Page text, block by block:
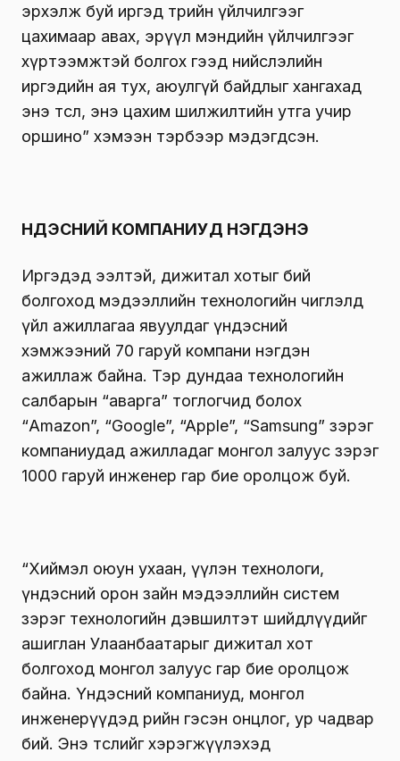
эрхэлж буй иргэд төрийн үйлчилгээг
цахимаар авах, эрүүл мэндийн үйлчилгээг
хүртээмжтэй болгох гээд нийслэлийн
иргэдийн ая тух, аюулгүй байдлыг хангахад
энэ төсөл, энэ цахим шилжилтийн утга учир
оршино” хэмээн тэрбээр мэдэгдсэн.
ҮНДЭСНИЙ КОМПАНИУД НЭГДЭНЭ
Иргэдэд ээлтэй, дижитал хотыг бий
болгоход мэдээллийн технологийн чиглэлд
үйл ажиллагаа явуулдаг үндэсний
хэмжээний 70 гаруй компани нэгдэн
ажиллаж байна. Тэр дундаа технологийн
салбарын “аварга” тоглогчид болох
“Amazon”, “Google”, “Apple”, “Samsung” зэрэг
компаниудад ажилладаг монгол залуус зэрэг
1000 гаруй инженер гар бие оролцож буй.
“Хиймэл оюун ухаан, үүлэн технологи,
үндэсний орон зайн мэдээллийн систем
зэрэг технологийн дэвшилтэт шийдлүүдийг
ашиглан Улаанбаатарыг дижитал хот
болгоход монгол залуус гар бие оролцож
байна. Үндэсний компаниуд, монгол
инженерүүдэд өөрийн гэсэн онцлог, ур чадвар
бий. Энэ төслийг хэрэгжүүлэхэд